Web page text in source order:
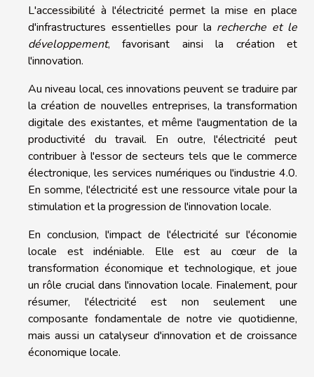
L'accessibilité à l'électricité permet la mise en place
d'infrastructures essentielles pour la recherche et le
développement, favorisant ainsi la création et
l'innovation.
Au niveau local, ces innovations peuvent se traduire par
la création de nouvelles entreprises, la transformation
digitale des existantes, et même l'augmentation de la
productivité du travail. En outre, l'électricité peut
contribuer à l'essor de secteurs tels que le commerce
électronique, les services numériques ou l'industrie 4.0.
En somme, l'électricité est une ressource vitale pour la
stimulation et la progression de l'innovation locale.
En conclusion, l'impact de l'électricité sur l'économie
locale est indéniable. Elle est au cœur de la
transformation économique et technologique, et joue
un rôle crucial dans l'innovation locale. Finalement, pour
résumer, l'électricité est non seulement une
composante fondamentale de notre vie quotidienne,
mais aussi un catalyseur d'innovation et de croissance
économique locale.